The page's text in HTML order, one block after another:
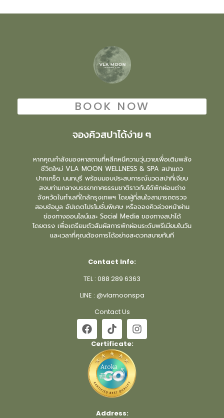
BOOK NOW
จองคิวสปาได้ง่าย ๆ
หากคุณกำลังมองหาสถานที่หลีกหนีความวุ่นวายเพื่อเติมพลัง
ชีวิตใหม่ VLA MOON WELLNESS & SPA สปาแถว
ปากเกร็ด นนทบุรี พร้อมมอบประสบการณ์นวดสปาที่เงียบ
สงบท่ามกลางบรรยากาศธรรมชาติราวกับได้พักผ่อนต่าง
จังหวัดในทำเลที่ใกล้กรุงเทพฯ โดยผู้ที่สนใจสามารถตรวจ
สอบข้อมูล อัปเดตโปรโมชั่นพิเศษ หรือจองคิวล่วงหน้าผ่าน
ช่องทางออนไลน์และ Social Media ของทางสปาได้
โดยตรง เพื่อเตรียมตัวสัมผัสการพักผ่อนระดับพรีเมียมในวัน
และเวลาที่คุณต้องการได้อย่างสะดวกสบายทันที
Contact Info:
TEL : 088 289 6363
LINE : @vlamoonspa
Contact Us
Certificate:
Address: